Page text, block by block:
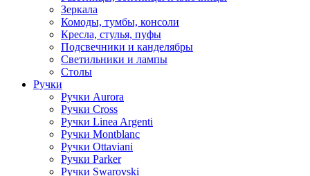
Зеркала
Комоды, тумбы, консоли
Кресла, стулья, пуфы
Подсвечники и канделябры
Светильники и лампы
Столы
Ручки
Ручки Aurora
Ручки Cross
Ручки Linea Argenti
Ручки Montblanc
Ручки Ottaviani
Ручки Parker
Ручки Swarovski